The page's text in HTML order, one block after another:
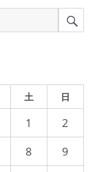
土 日
1
2
8
9